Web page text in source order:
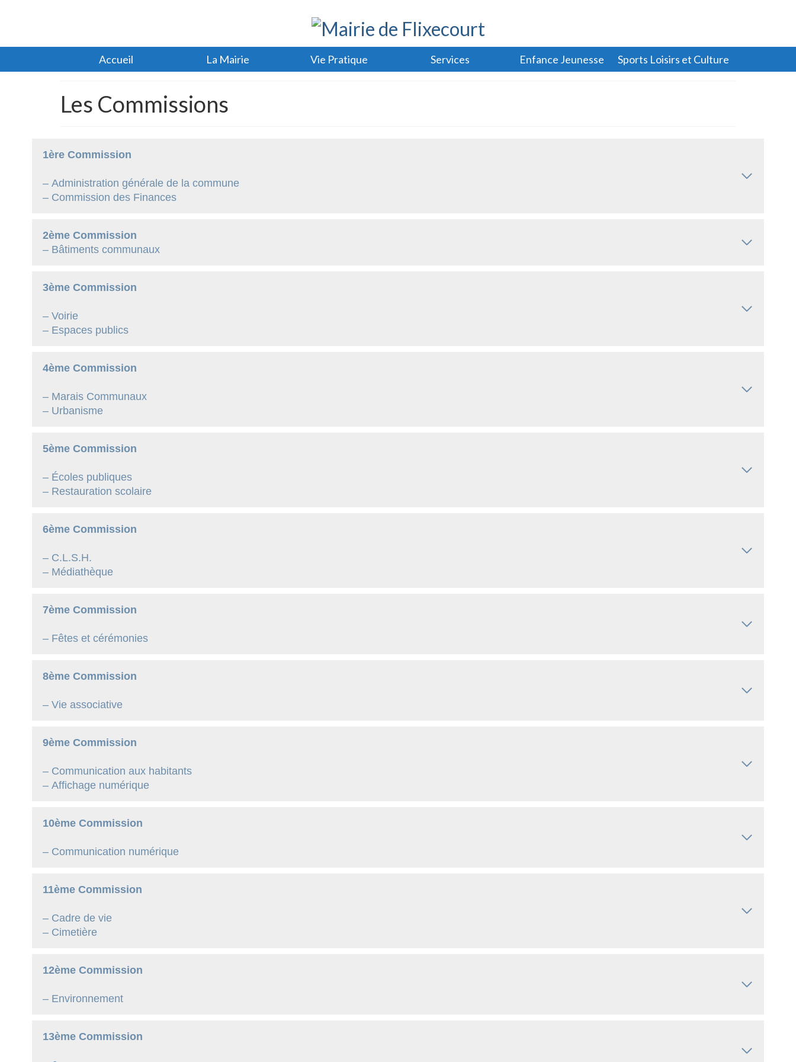
Accueil La Mairie Vie Pratique Services Enfance Jeunesse Sports Loisirs et Culture
Les Commissions
1ère Commission
– Administration générale de la commune
– Commission des Finances
2ème Commission
– Bâtiments communaux
3ème Commission
– Voirie
– Espaces publics
4ème Commission
– Marais Communaux
– Urbanisme
5ème Commission
– Écoles publiques
– Restauration scolaire
6ème Commission
– C.L.S.H.
– Médiathèque
7ème Commission
– Fêtes et cérémonies
8ème Commission
– Vie associative
9ème Commission
– Communication aux habitants
– Affichage numérique
10ème Commission
– Communication numérique
11ème Commission
– Cadre de vie
– Cimetière
12ème Commission
– Environnement
13ème Commission